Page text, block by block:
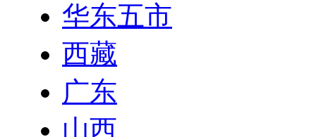
华东五市
西藏
广东
山西